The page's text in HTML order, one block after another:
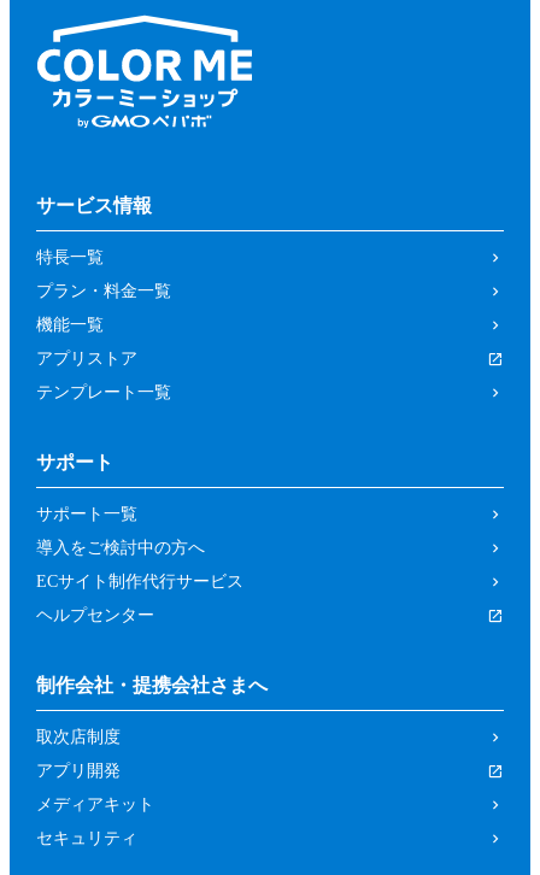
サービス情報
特長一覧
プラン・料金一覧
機能一覧
アプリストア
テンプレート一覧
サポート
サポート一覧
導入をご検討中の方へ
ECサイト制作代行サービス
ヘルプセンター
制作会社・提携会社さまへ
取次店制度
アプリ開発
メディアキット
セキュリティ